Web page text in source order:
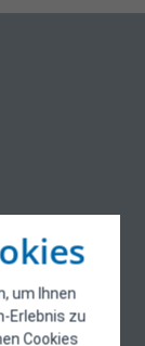
um Ihnen
Erlebnis zu
Cookies